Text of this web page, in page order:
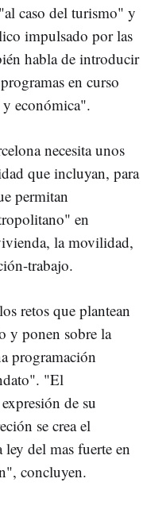
caso del turismo" y
impulsado por las
habla de introducir
en curso
económica".
necesita unos
que incluyan, para
permitan
en
la movilidad,
trabajo.
retos que plantean
y ponen sobre la
programación
"El
de su
se crea el
ley del mas fuerte en
concluyen.